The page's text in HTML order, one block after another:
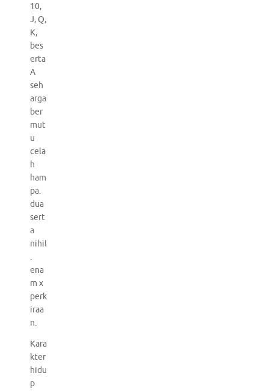
10,
J, Q,
K,
bes
erta
A
seh
arga
ber
mut
u
cela
h
ham
pa.
dua
sert
a
nihil
.
ena
m x
perk
iraa
n.
Kara
kter
hidu
p